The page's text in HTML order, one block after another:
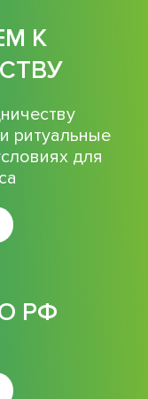
К
ритуальные
для
РФ